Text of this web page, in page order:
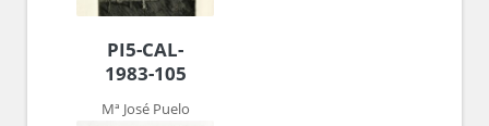
PI5-CAL-
1983-105
Mª José Puelo